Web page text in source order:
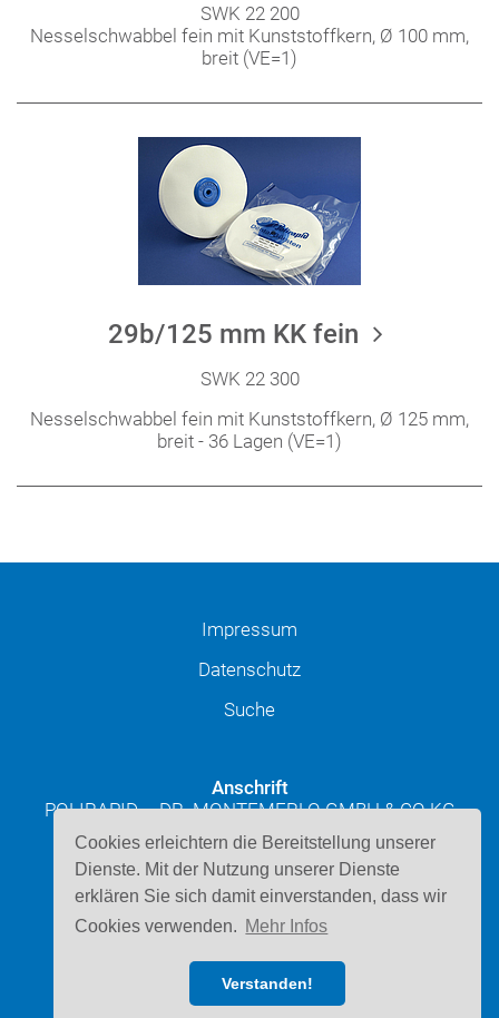
Cookies erleichtern die Bereitstellung unserer
Dienste. Mit der Nutzung unserer Dienste
erklären Sie sich damit einverstanden, dass wir
Cookies verwenden. Mehr Infos
Verstanden!
SWK 22 200
Nesselschwabbel fein mit Kunststoffkern, Ø 100 mm,
breit (VE=1)
29b/125 mm KK fein
SWK 22 300
Nesselschwabbel fein mit Kunststoffkern, Ø 125 mm,
breit - 36 Lagen (VE=1)
Impressum
Datenschutz
Suche
Anschrift
POLIRAPID – DR. MONTEMERLO GMBH & CO KG
Josef-Schüttler-Straße 49
D-78224 Singen
Kontakt
Telefon: 07731 947220
E-Mail schreiben